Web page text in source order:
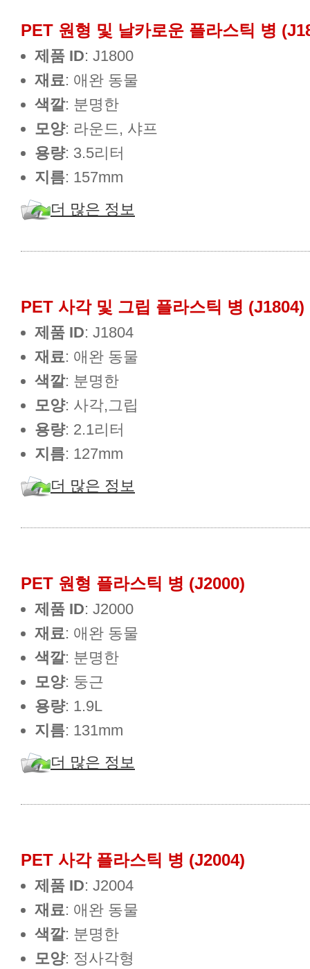
PET 원형 및 날카로운 플라스틱 병
제품 ID: J1800
재료: 애완 동물
색깔: 분명한
모양: 라운드, 샤프
용량: 3.5리터
지름: 157mm
더 많은 정보
PET 사각 및 그립 플라스틱 병 (J1804)
제품 ID: J1804
재료: 애완 동물
색깔: 분명한
모양: 사각,그립
용량: 2.1리터
지름: 127mm
더 많은 정보
PET 원형 플라스틱 병 (J2000)
제품 ID: J2000
재료: 애완 동물
색깔: 분명한
모양: 둥근
용량: 1.9L
지름: 131mm
더 많은 정보
PET 사각 플라스틱 병 (J2004)
제품 ID: J2004
재료: 애완 동물
색깔: 분명한
모양: 정사각형